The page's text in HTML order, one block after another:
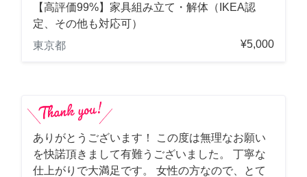
【高評価99%】家具組み立て・解体（IKEA認
定、その他も対応可）
東京都
¥5,000
ありがとうございます！ この度は無理なお願い
を快諾頂きまして有難うございました。 丁寧な
仕上がりで大満足です。 女性の方なので、とて